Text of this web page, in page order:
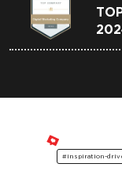
#inspiration-